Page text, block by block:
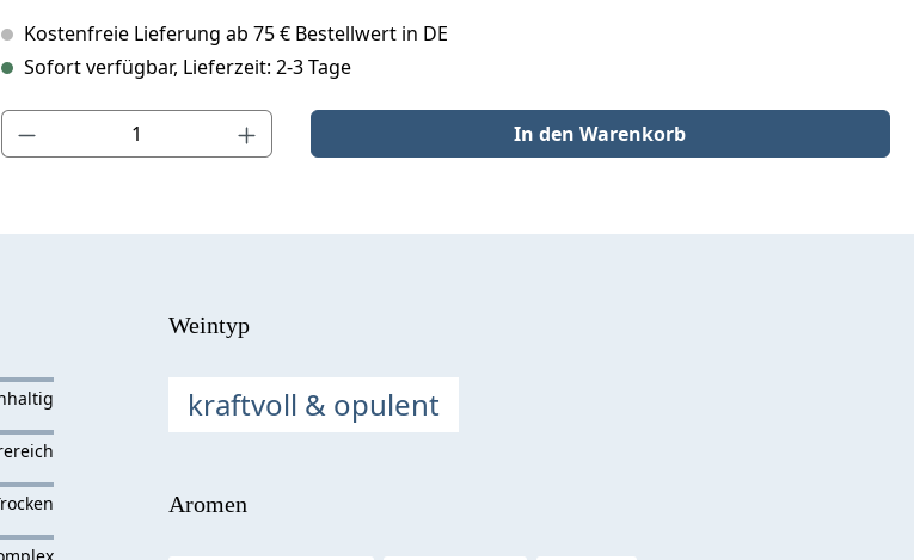
Kostenfreie Lieferung ab 75 € Bestellwert in DE
Sofort verfügbar, Lieferzeit: 2-3 Tage
Produkt Anzahl: Gib den gewünschten Wert ein oder benutze die Schaltflächen um die Anzahl zu erhöhen oder zu
In den Warenkorb
Weintyp
kraftvoll & opulent
Aromen